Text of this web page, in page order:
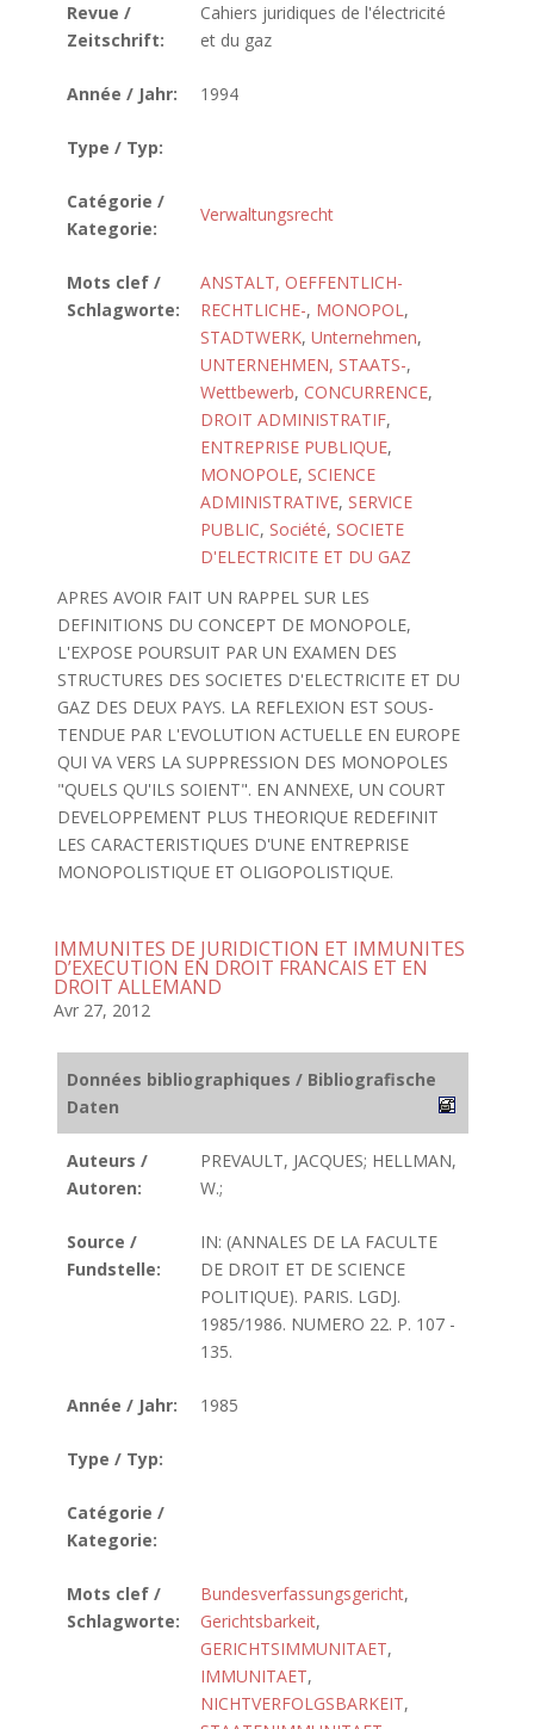
Revue /
Zeitschrift:
Cahiers juridiques de l'électricité
et du gaz
Année / Jahr: 1994
Type / Typ:
Catégorie /
Kategorie:
Verwaltungsrecht
Mots clef /
Schlagworte:
ANSTALT, OEFFENTLICH-
RECHTLICHE-, MONOPOL,
STADTWERK, Unternehmen,
UNTERNEHMEN, STAATS-,
Wettbewerb, CONCURRENCE,
DROIT ADMINISTRATIF,
ENTREPRISE PUBLIQUE,
MONOPOLE, SCIENCE
ADMINISTRATIVE, SERVICE
PUBLIC, Société, SOCIETE
D'ELECTRICITE ET DU GAZ
APRES AVOIR FAIT UN RAPPEL SUR LES
DEFINITIONS DU CONCEPT DE MONOPOLE,
L'EXPOSE POURSUIT PAR UN EXAMEN DES
STRUCTURES DES SOCIETES D'ELECTRICITE ET DU
GAZ DES DEUX PAYS. LA REFLEXION EST SOUS-
TENDUE PAR L'EVOLUTION ACTUELLE EN EUROPE
QUI VA VERS LA SUPPRESSION DES MONOPOLES
"QUELS QU'ILS SOIENT". EN ANNEXE, UN COURT
DEVELOPPEMENT PLUS THEORIQUE REDEFINIT
LES CARACTERISTIQUES D'UNE ENTREPRISE
MONOPOLISTIQUE ET OLIGOPOLISTIQUE.
IMMUNITES DE JURIDICTION ET IMMUNITES
D’EXECUTION EN DROIT FRANCAIS ET EN
DROIT ALLEMAND
Avr 27, 2012
Données bibliographiques / Bibliografische
Daten
Auteurs /
Autoren:
PREVAULT, JACQUES; HELLMAN,
W.;
Source /
Fundstelle:
IN: (ANNALES DE LA FACULTE
DE DROIT ET DE SCIENCE
POLITIQUE). PARIS. LGDJ.
1985/1986. NUMERO 22. P. 107 -
135.
Année / Jahr: 1985
Type / Typ:
Catégorie /
Kategorie:
Mots clef /
Schlagworte:
Bundesverfassungsgericht,
Gerichtsbarkeit,
GERICHTSIMMUNITAET,
IMMUNITAET,
NICHTVERFOLGSBARKEIT,